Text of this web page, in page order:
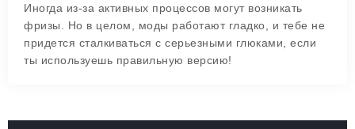
Иногда из-за активных процессов могут возникать
фризы. Но в целом, моды работают гладко, и тебе не
придется сталкиваться с серьезными глюками, если
ты используешь правильную версию!